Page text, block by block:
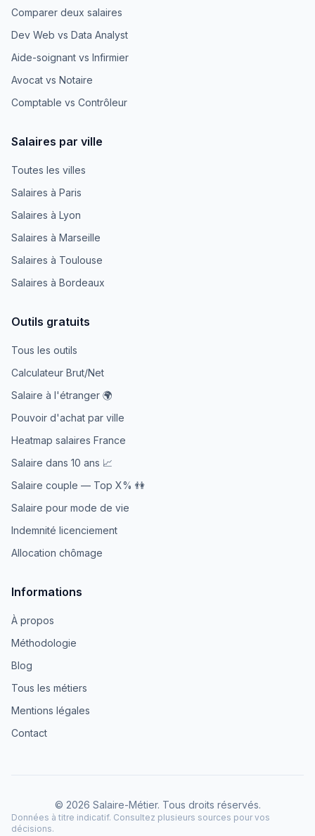
Comparer deux salaires
Dev Web vs Data Analyst
Aide-soignant vs Infirmier
Avocat vs Notaire
Comptable vs Contrôleur
Salaires par ville
Toutes les villes
Salaires à Paris
Salaires à Lyon
Salaires à Marseille
Salaires à Toulouse
Salaires à Bordeaux
Outils gratuits
Tous les outils
Calculateur Brut/Net
Salaire à l'étranger 🌍
Pouvoir d'achat par ville
Heatmap salaires France
Salaire dans 10 ans 📈
Salaire couple — Top X% 👫
Salaire pour mode de vie
Indemnité licenciement
Allocation chômage
Informations
À propos
Méthodologie
Blog
Tous les métiers
Mentions légales
Contact
© 2026 Salaire-Métier. Tous droits réservés.
Données à titre indicatif. Consultez plusieurs sources pour vos
décisions.